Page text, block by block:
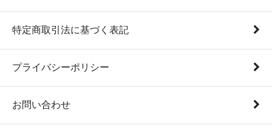
特定商取引法に基づく表記
プライバシーポリシー
お問い合わせ